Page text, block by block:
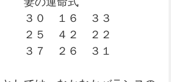
３０ １６ ３３
２５ ４２ ２２
３７ ２６ ３１